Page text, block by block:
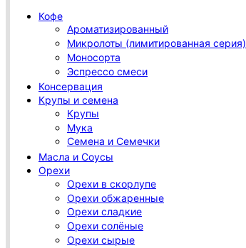
Кофе
Ароматизированный
Микролоты (лимитированная серия)
Моносорта
Эспрессо смеси
Консервация
Крупы и семена
Крупы
Мука
Семена и Семечки
Масла и Соусы
Орехи
Орехи в скорлупе
Орехи обжаренные
Орехи сладкие
Орехи солёные
Орехи сырые